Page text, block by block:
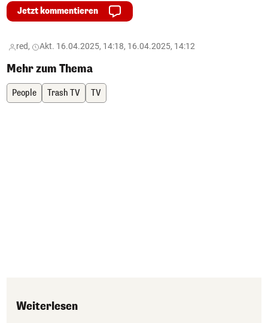
Jetzt kommentieren
red, Akt. 16.04.2025, 14:18, 16.04.2025, 14:12
Mehr zum Thema
People Trash TV TV
Weiterlesen